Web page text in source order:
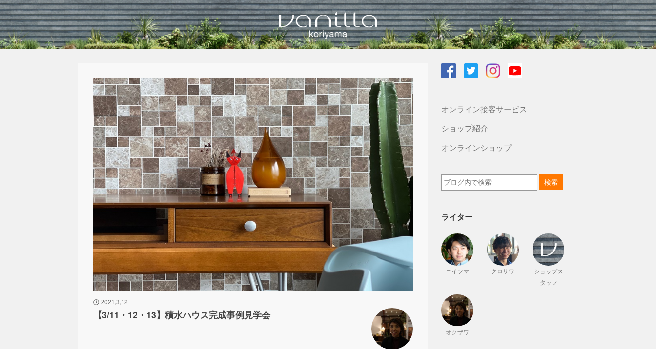
2021,3,12
【3/11・12・13】積水ハウス完成事例見学会
オンライン接客サービス
ショップ紹介
オンラインショップ
ライター
ニイツマ クロサワ
ショップス
タッフ
オクザワ